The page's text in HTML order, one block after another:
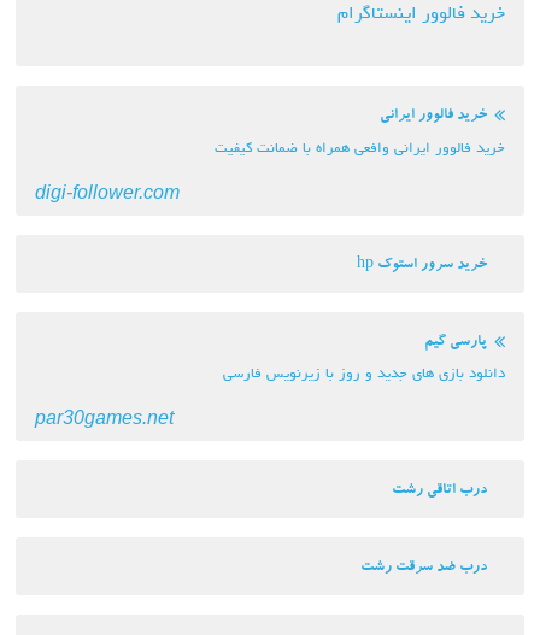
خرید فالوور اینستاگرام
خرید فالوور ایرانی
خرید فالوور ایرانی وافعی همراه با ضمانت کیفیت
digi-follower.com
خرید سرور استوک hp
پارسی گیم
دانلود بازی های جدید و روز با زیرنویس فارسی
par30games.net
درب اتاقی رشت
درب ضد سرقت رشت